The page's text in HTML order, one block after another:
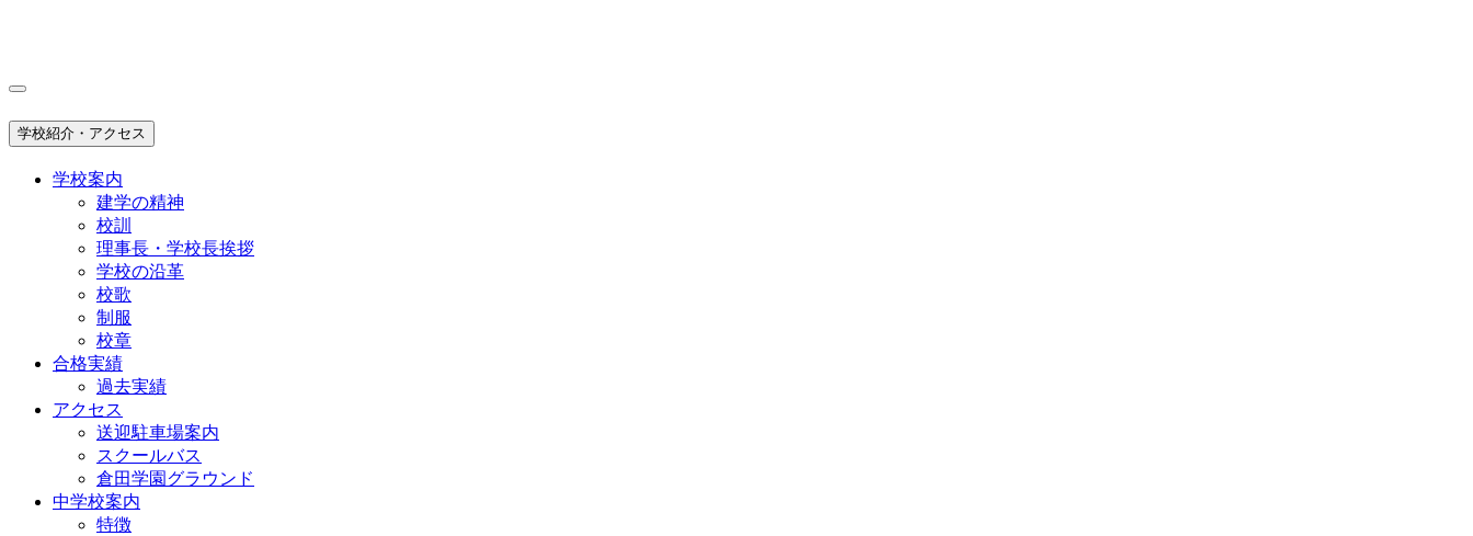
学校紹介・アクセス
学校案内
建学の精神
校訓
理事長・学校長挨拶
学校の沿革
校歌
制服
校章
合格実績
過去実績
アクセス
送迎駐車場案内
スクールバス
倉田学園グラウンド
中学校案内
特徴